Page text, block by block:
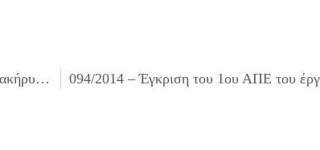
093/2014 – Έγκριση διενέργειας, πίστωσης και καθορισμός όρων διακήρυξης και τρόπου εκτέλεσης για την «Προμήθεια ειδών για εκδηλώσεις των Υπηρεσιών του Δήμου»